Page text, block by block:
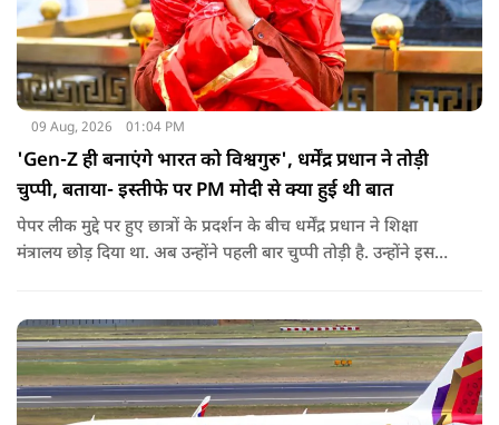
09 Aug, 2026 01:04 PM
'Gen-Z ही बनाएंगे भारत को विश्वगुरु', धर्मेंद्र प्रधान ने तोड़ी
चुप्पी, बताया- इस्तीफे पर PM मोदी से क्या हुई थी बात
पेपर लीक मुद्दे पर हुए छात्रों के प्रदर्शन के बीच धर्मेंद्र प्रधान ने शिक्षा
मंत्रालय छोड़ दिया था. अब उन्होंने पहली बार चुप्पी तोड़ी है. उन्होंने इस